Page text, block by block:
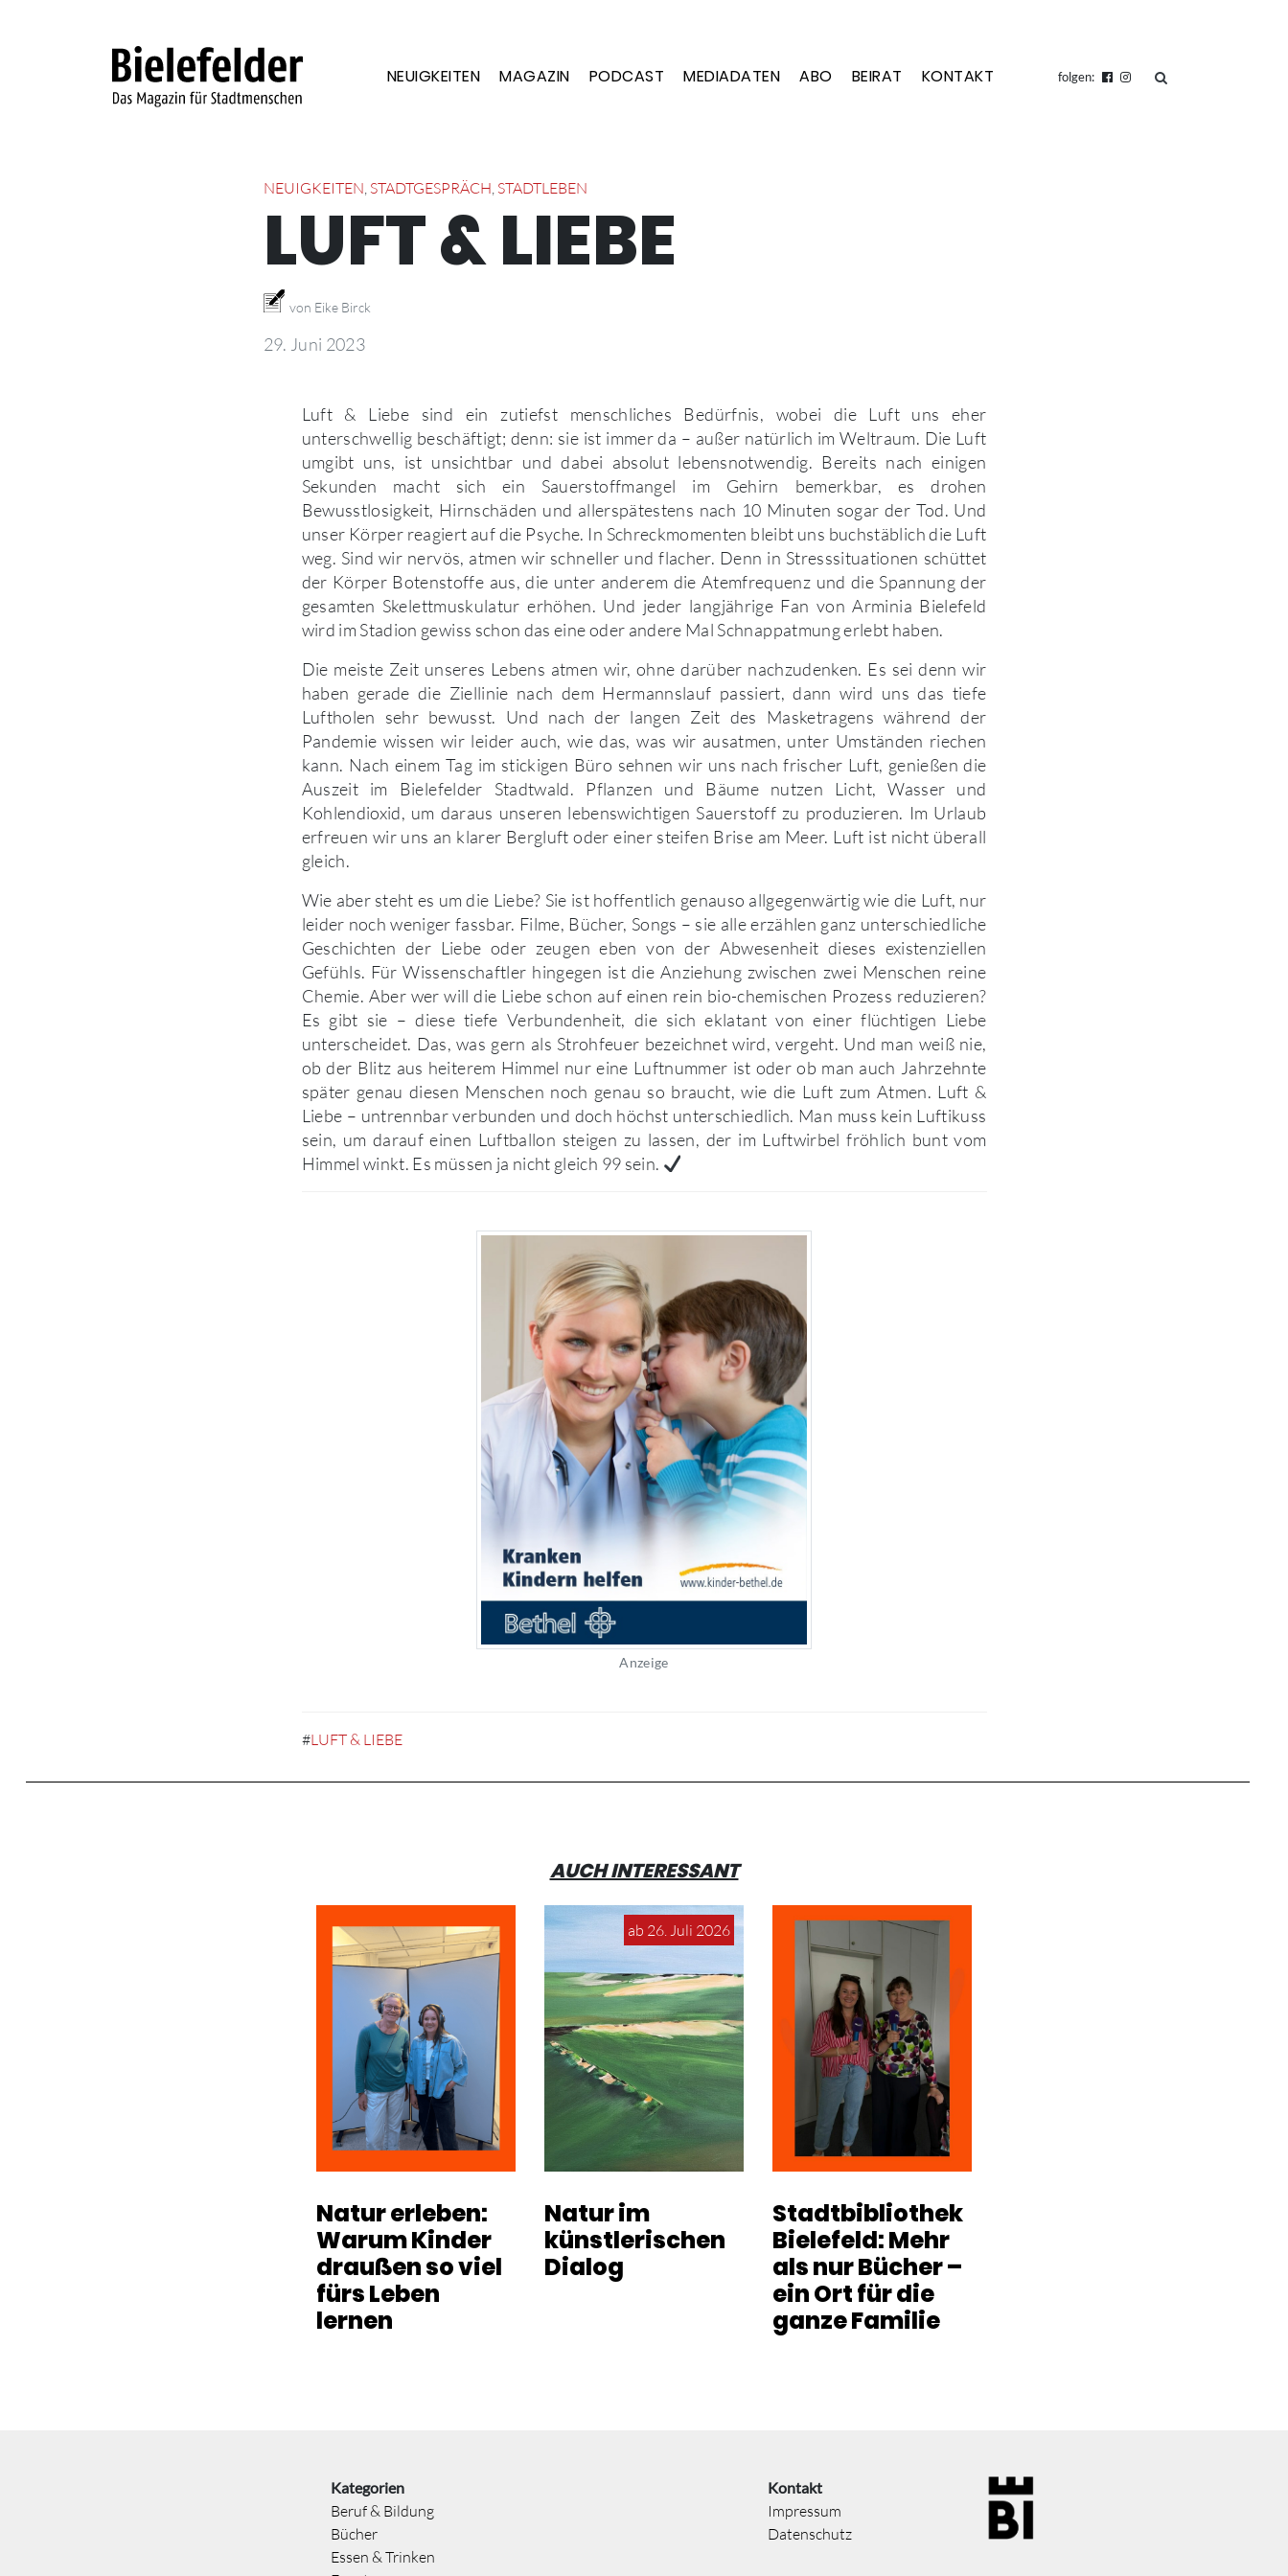
NEUIGKEITEN MAGAZIN PODCAST MEDIADATEN ABO BEIRAT KONTAKT folgen: suchen
NEUIGKEITEN, STADTGESPRÄCH, STADTLEBEN
LUFT & LIEBE
von Eike Birck
29. Juni 2023
Luft & Liebe sind ein zutiefst menschliches Bedürfnis, wobei die Luft uns eher
unterschwellig beschäftigt; denn: sie ist immer da – außer natürlich im Weltraum. Die Luft
umgibt uns, ist unsichtbar und dabei absolut lebensnotwendig. Bereits nach einigen
Sekunden macht sich ein Sauerstoffmangel im Gehirn bemerkbar, es drohen
Bewusstlosigkeit, Hirnschäden und allerspätestens nach 10 Minuten sogar der Tod. Und
unser Körper reagiert auf die Psyche. In Schreckmomenten bleibt uns buchstäblich die Luft
weg. Sind wir nervös, atmen wir schneller und flacher. Denn in Stresssituationen schüttet
der Körper Botenstoffe aus, die unter anderem die Atemfrequenz und die Spannung der
gesamten Skelettmuskulatur erhöhen. Und jeder langjährige Fan von Arminia Bielefeld
wird im Stadion gewiss schon das eine oder andere Mal Schnappatmung erlebt haben.
Die meiste Zeit unseres Lebens atmen wir, ohne darüber nachzudenken. Es sei denn wir
haben gerade die Ziellinie nach dem Hermannslauf passiert, dann wird uns das tiefe
Luftholen sehr bewusst. Und nach der langen Zeit des Masketragens während der
Pandemie wissen wir leider auch, wie das, was wir ausatmen, unter Umständen riechen
kann. Nach einem Tag im stickigen Büro sehnen wir uns nach frischer Luft, genießen die
Auszeit im Bielefelder Stadtwald. Pflanzen und Bäume nutzen Licht, Wasser und
Kohlendioxid, um daraus unseren lebenswichtigen Sauerstoff zu produzieren. Im Urlaub
erfreuen wir uns an klarer Bergluft oder einer steifen Brise am Meer. Luft ist nicht überall
gleich.
Wie aber steht es um die Liebe? Sie ist hoffentlich genauso allgegenwärtig wie die Luft, nur
leider noch weniger fassbar. Filme, Bücher, Songs – sie alle erzählen ganz unterschiedliche
Geschichten der Liebe oder zeugen eben von der Abwesenheit dieses existenziellen
Gefühls. Für Wissenschaftler hingegen ist die Anziehung zwischen zwei Menschen reine
Chemie. Aber wer will die Liebe schon auf einen rein bio-chemischen Prozess reduzieren?
Es gibt sie – diese tiefe Verbundenheit, die sich eklatant von einer flüchtigen Liebe
unterscheidet. Das, was gern als Strohfeuer bezeichnet wird, vergeht. Und man weiß nie,
ob der Blitz aus heiterem Himmel nur eine Luftnummer ist oder ob man auch Jahrzehnte
später genau diesen Menschen noch genau so braucht, wie die Luft zum Atmen. Luft &
Liebe – untrennbar verbunden und doch höchst unterschiedlich. Man muss kein Luftikuss
sein, um darauf einen Luftballon steigen zu lassen, der im Luftwirbel fröhlich bunt vom
Himmel winkt. Es müssen ja nicht gleich 99 sein.
Anzeige
#LUFT & LIEBE
AUCH INTERESSANT
Natur erleben:
Warum Kinder
draußen so viel
fürs Leben
lernen
ab 26. Juli 2026
Natur im
künstlerischen
Dialog
Stadtbibliothek
Bielefeld: Mehr
als nur Bücher –
ein Ort für die
ganze Familie
Kategorien
Beruf & Bildung
Bücher
Essen & Trinken
Kontakt
Impressum
Datenschutz